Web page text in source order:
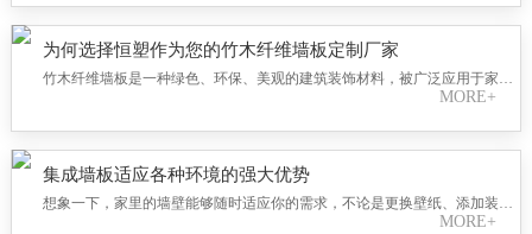
为何选择恒塑作为您的竹木纤维墙板定制厂家
竹木纤维墙板是一种绿色、环保、美观的建筑装饰材料，被广泛应用于家
庭、酒店、办公室等场所的室内装修。然而，市面上的竹木纤维墙板品质良
MORE+
集成墙板适应各种环境的强大优势
想象一下，家里的墙壁能够随时适应你的需求，不论是更换壁纸、添加装
饰，还是调整颜色，都只需简单操作就能轻松实现。现在，这一切已经成为
MORE+